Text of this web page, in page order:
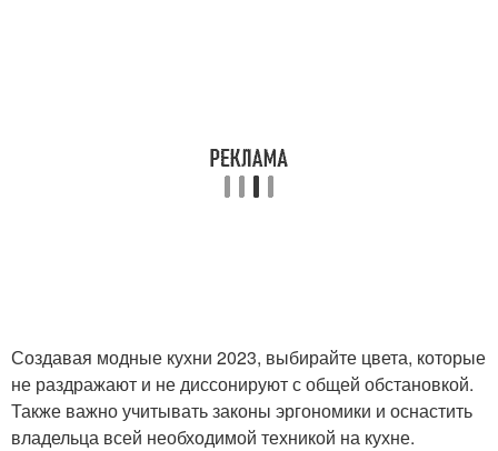
Создавая модные кухни 2023, выбирайте цвета, которые
не раздражают и не диссонируют с общей обстановкой.
Также важно учитывать законы эргономики и оснастить
владельца всей необходимой техникой на кухне.